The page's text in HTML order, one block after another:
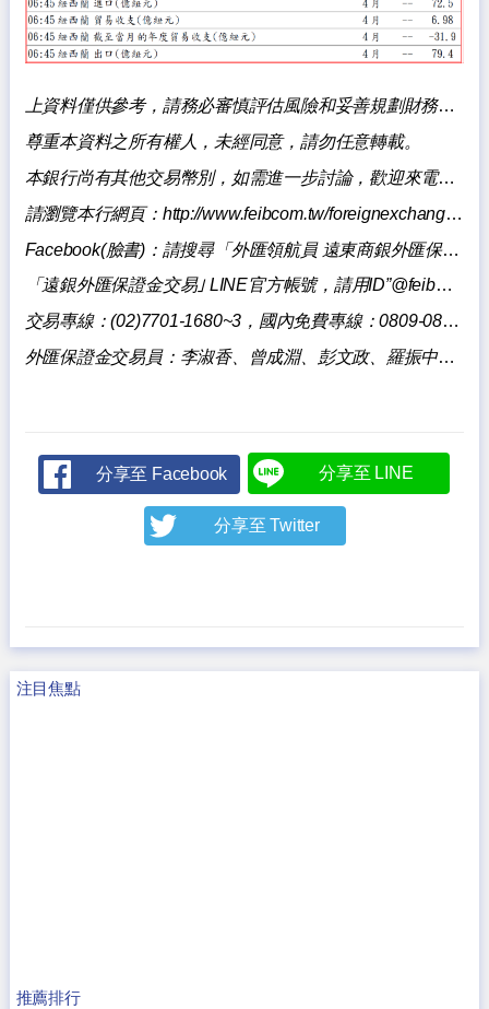
上資料僅供參考，請務必審慎評估風險和妥善規劃財務，本銀行不負擔盈虧之法律責任。
尊重本資料之所有權人，未經同意，請勿任意轉載。
本銀行尚有其他交易幣別，如需進一步討論，歡迎來電洽詢。
請瀏覽本行網頁： http://www.feibcom.tw/foreignexchange/index.aspxq
Facebook(臉書)：請搜尋「 外匯領航員 遠東商銀外匯保證金交易」
「遠銀外匯保證金交易｣ LINE官方帳號，請用ID”@feibmargintrading”搜尋加入。
交易專線：(02)7701-1680~3，國內免費專線：0809-085818。
外匯保證金交易員：李淑香、曾成淵、彭文政、羅振中、陳壯華、陳泓宇。
分享至 Facebook 分享至 LINE
分享至 Twitter
注目焦點
推薦排行